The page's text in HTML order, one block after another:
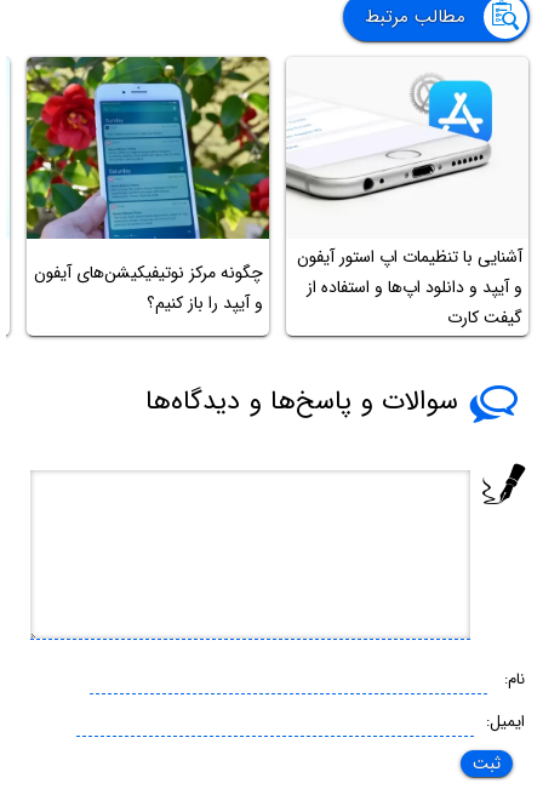
مطالب مرتبط
آشنایی با تنظیمات اپ استور آیفون
و آیپد و دانلود اپ‌ها و استفاده از
گیفت کارت
چگونه مرکز نوتیفیکیشن‌های آیفون
و آیپد را باز کنیم؟
سوالات و پاسخ‌ها و دیدگاه‌ها
نام:
ایمیل: